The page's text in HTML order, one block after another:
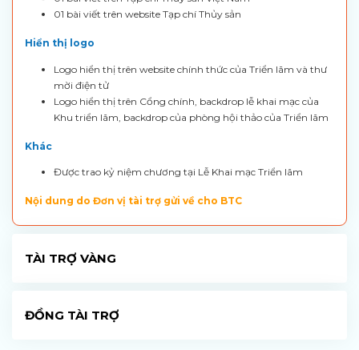
01 bài viết trên website Tạp chí Thủy sản
Hiển thị logo
Logo hiển thị trên website chính thức của Triển lãm và thư
mời điện tử
Logo hiển thị trên Cổng chính, backdrop lễ khai mạc của
Khu triển lãm, backdrop của phòng hội thảo của Triển lãm
Khác
Được trao kỷ niệm chương tại Lễ Khai mạc Triển lãm
Nội dung do Đơn vị tài trợ gửi về cho BTC
TÀI TRỢ VÀNG
ĐỒNG TÀI TRỢ